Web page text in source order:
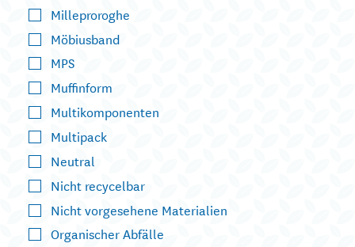
Milleproroghe
Möbiusband
MPS
Muffinform
Multikomponenten
Multipack
Neutral
Nicht recycelbar
Nicht vorgesehene Materialien
Organischer Abfälle